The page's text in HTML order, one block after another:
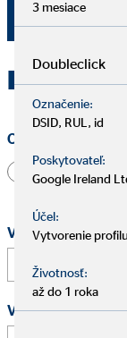
Oslovenie
Pán
Vaše meno a
Vaša e-mailová
3 mesiace
Doubleclick
Označenie:
DSID, RUL, id
Poskytovateľ:
Google Ireland
Účel:
Vytvorenie
Životnosť:
až do 1 roka